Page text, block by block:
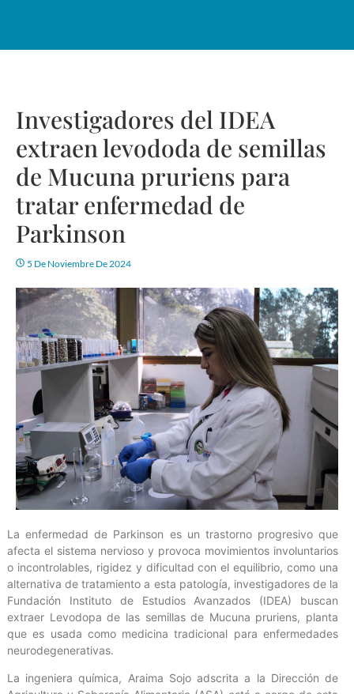
Investigadores del IDEA
extraen levododa de semillas
de Mucuna pruriens para
tratar enfermedad de
Parkinson
5 De Noviembre De 2024
La enfermedad de Parkinson es un trastorno progresivo que
afecta el sistema nervioso y provoca movimientos involuntarios
o incontrolables, rigidez y dificultad con el equilibrio, como una
alternativa de tratamiento a esta patología, investigadores de la
Fundación Instituto de Estudios Avanzados (IDEA) buscan
extraer Levodopa de las semillas de Mucuna pruriens, planta
que es usada como medicina tradicional para enfermedades
neurodegenerativas.
La ingeniera química, Araima Sojo adscrita a la Dirección de